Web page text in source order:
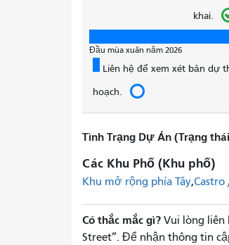
khai.
Đầu mùa xuân năm 2026
Liên hệ để xem xét bản dự
hoạch.
Tình Trạng Dự Án (Trạng
Các Khu Phố (Khu phố)
Khu mở rộng phía Tây
Có thắc mắc gì? Vui lòng liên
Street”. Để nhận thông tin